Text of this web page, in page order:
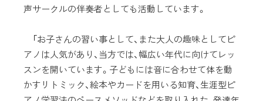
声サークルの伴奏者としても活動しています。
「お子さんの習い事として、また大人の趣味としてピ
アノは人気があり、当方では、幅広い年代に向けてレッ
スンを開いています。子どもには音に合わせて体を動
かすリトミック、絵本やカードを用いる知育、生涯型ピ